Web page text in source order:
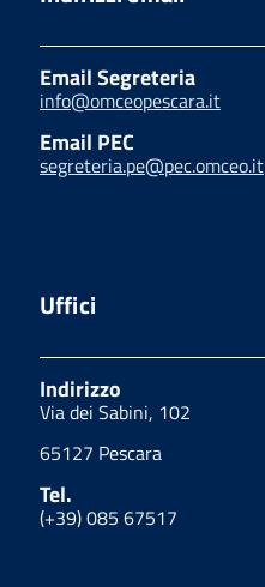
Email Segreteria
info@omceopescara.it
Email PEC
segreteria.pe@pec.omceo.it
Uffici
Indirizzo
Via dei Sabini, 102
65127 Pescara
Tel.
(+39) 085 67517